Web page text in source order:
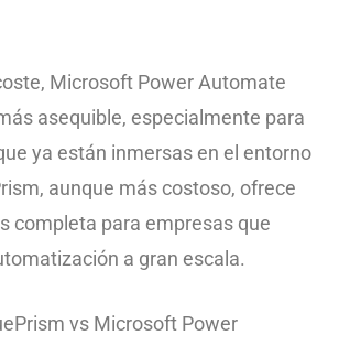
Microsoft Power Automate
asequible, especialmente para
ya están inmersas en el entorno
aunque más costoso, ofrece
completa para empresas que
a gran escala.
vs Microsoft Power